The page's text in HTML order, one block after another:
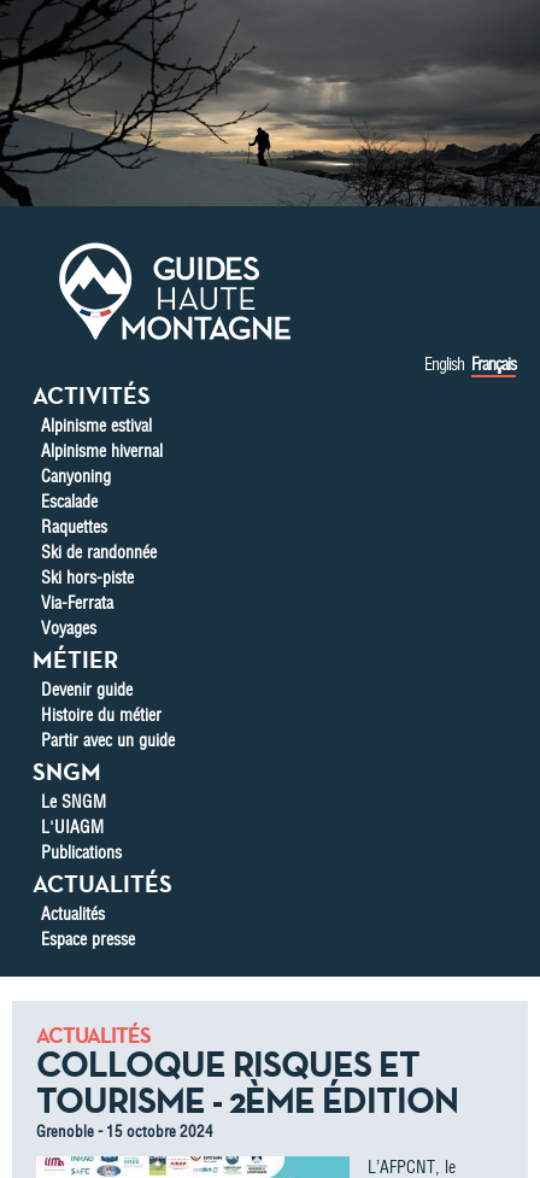
Aller au contenu principal
English Français
ACTIVITÉS
Alpinisme estival
Alpinisme hivernal
Canyoning
Escalade
Raquettes
Ski de randonnée
Ski hors-piste
Via-Ferrata
Voyages
MÉTIER
Devenir guide
Histoire du métier
Partir avec un guide
SNGM
Le SNGM
L'UIAGM
Publications
ACTUALITÉS
Actualités
Espace presse
ACTUALITÉS
COLLOQUE RISQUES ET
TOURISME - 2ÈME ÉDITION
Grenoble - 15 octobre 2024
L’AFPCNT, le